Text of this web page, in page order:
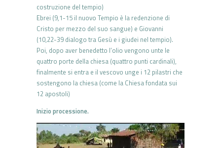
costruzione del tempio)
Ebrei (9,1-15 il nuovo Tempio è la redenzione di
Cristo per mezzo del suo sangue) e Giovanni
(10,22-39 dialogo tra Gesù e i giudei nel tempio).
Poi, dopo aver benedetto l’olio vengono unte le
quattro porte della chiesa (quattro punti cardinali),
finalmente si entra e il vescovo unge i 12 pilastri che
sostengono la chiesa (come la Chiesa fondata sui
12 apostoli)
Inizio processione.